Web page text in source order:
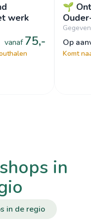
werk
vanaf 75,-
🌱
op
Komt
in de regio